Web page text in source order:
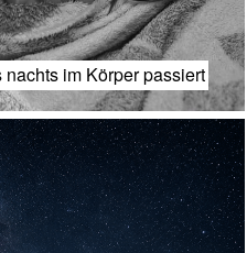
im Körper passiert